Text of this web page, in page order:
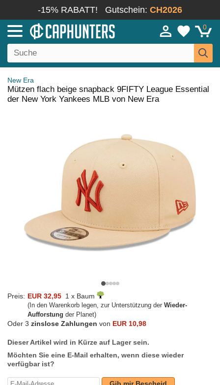
-15% RABATT! Gutschein: CH2026
0
New Era
Mützen flach beige snapback 9FIFTY League Essential
der New York Yankees MLB von New Era
Preis: EUR 32,95 1 x Baum
(In den Warenkorb legen, zur Unterstützung der Wieder-
Aufforstung der Planet)
Oder 3 zinslose Zahlungen von EUR 10,98
Dieser Artikel wird in Kürze auf Lager sein.
Möchten Sie eine E-Mail erhalten, wenn diese wieder
verfügbar ist?